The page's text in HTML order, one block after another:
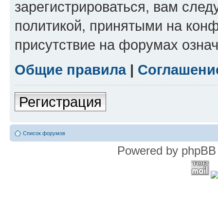
зарегистрироваться, вам
политикой, принятыми на
присутствие на форумах
Общие правила|
Регистрация
Список форумов
Powered by